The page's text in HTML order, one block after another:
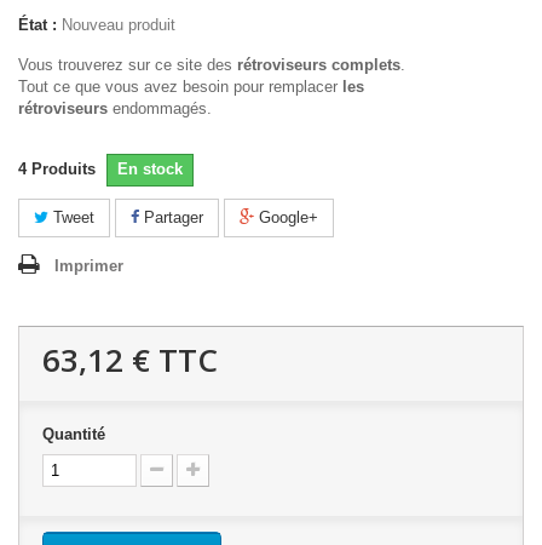
État : Nouveau produit
Vous trouverez sur ce site des rétroviseurs complets.
Tout ce que vous avez besoin pour remplacer les
rétroviseurs endommagés.
4 Produits En stock
Tweet Partager Google+
Imprimer
63,12 € TTC
Quantité